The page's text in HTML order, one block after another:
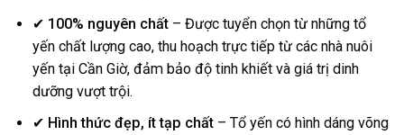
✔ 100% nguyên chất – Được tuyển chọn từ những tổ
yến chất lượng cao, thu hoạch trực tiếp từ các nhà nuôi
yến tại Cần Giờ, đảm bảo độ tinh khiết và giá trị dinh
dưỡng vượt trội.
✔ Hình thức đẹp, ít tạp chất – Tổ yến có hình dáng võng